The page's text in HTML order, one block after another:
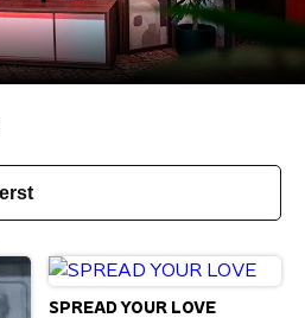
SPREAD YOUR LOVE